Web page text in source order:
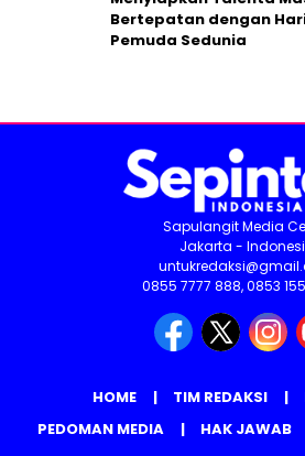
Bertepatan dengan
Pemuda Sedunia
Sapulangit Media
Jakarta -
0855 7777 888, 0853
HOME TIM REDAKSI
PEDOMAN MEDIA
HAK JAWAB